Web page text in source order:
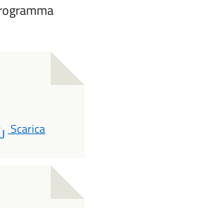
PDF
Scarica